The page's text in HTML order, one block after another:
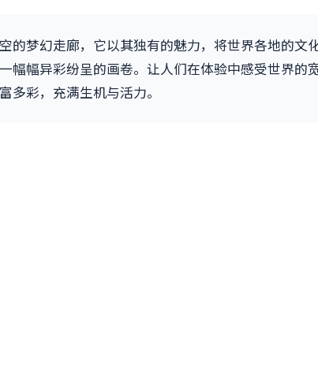
的梦幻走廊，它以其独有的魅力，将世界各地的文
幅幅异彩纷呈的画卷。让人们在体验中感受世界的
多彩，充满生机与活力。